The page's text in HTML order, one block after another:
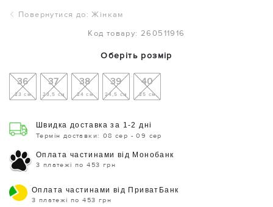
Повернутися до: Жінкам
Код товару: 260511916
Оберіть розмір
36
23 см
37
23,5 см
38
24 см
39
24,5 см
40
25 см
Швидка доставка за 1-2 дні
Термін доставки: 08 сер - 09 сер
Оплата частинами від Монобанк
3 платежі по 453 грн
Оплата частинами від ПриватБанк
3 платежі по 453 грн